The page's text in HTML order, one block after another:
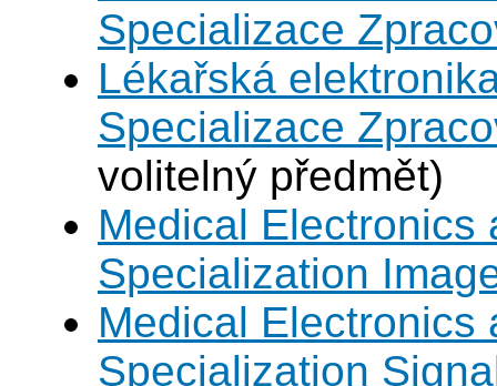
Specializace
Lékařská
Specializace
volitelný předmět)
Medical Electronics
Specialization
Medical Electronics
Specialization